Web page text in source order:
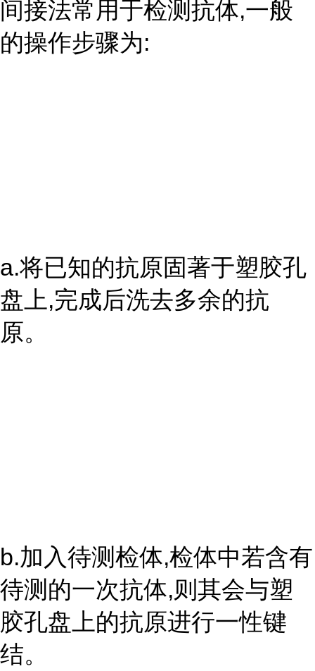
间接法常用于检测抗体,一般
的操作步骤为:
a.将已知的抗原固著于塑胶孔
盘上,完成后洗去多余的抗
原。
b.加入待测检体,检体中若含有
待测的一次抗体,则其会与塑
胶孔盘上的抗原进行一性键
结。